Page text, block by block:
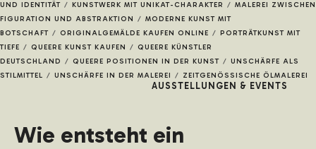
AUSSTELLUNGEN & EVENTS
UND IDENTITÄT / KUNSTWERK MIT UNIKAT-CHARAKTER / MALEREI ZWISCHEN
FIGURATION UND ABSTRAKTION / MODERNE KUNST MIT
BOTSCHAFT / ORIGINALGEMÄLDE KAUFEN ONLINE / PORTRÄTKUNST MIT
TIEFE / QUEERE KUNST KAUFEN / QUEERE KÜNSTLER
DEUTSCHLAND / QUEERE POSITIONEN IN DER KUNST / UNSCHÄRFE ALS
STILMITTEL / UNSCHÄRFE IN DER MALEREI / ZEITGENÖSSISCHE ÖLMALEREI
Wie entsteht ein